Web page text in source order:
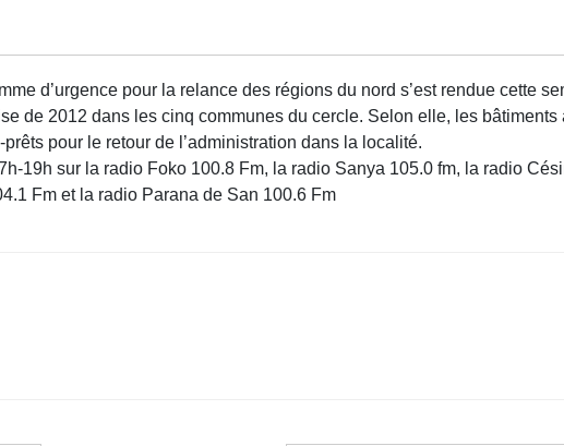
d’urgence pour la relance des régions du nord s’est rendue cette
de 2012 dans les cinq communes du cercle. Selon elle, les bâtiments
pour le retour de l’administration dans la localité.
19h sur la radio Foko 100.8 Fm, la radio Sanya 105.0 fm, la radio
Fm et la radio Parana de San 100.6 Fm